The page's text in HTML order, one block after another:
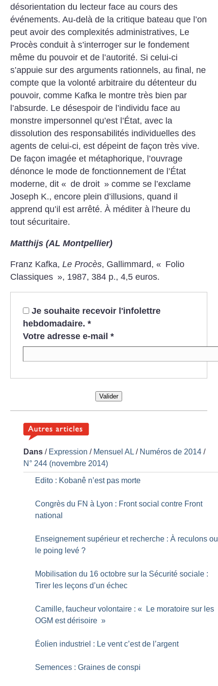
désorientation du lecteur face au cours des
événements. Au-delà de la critique bateau que l’on
peut avoir des complexités administratives, Le
Procès conduit à s’interroger sur le fondement
même du pouvoir et de l’autorité. Si celui-ci
s’appuie sur des arguments rationnels, au final, ne
compte que la volonté arbitraire du détenteur du
pouvoir, comme Kafka le montre très bien par
l’absurde. Le désespoir de l’individu face au
monstre impersonnel qu’est l’État, avec la
dissolution des responsabilités individuelles des
agents de celui-ci, est dépeint de façon très vive.
De façon imagée et métaphorique, l’ouvrage
dénonce le mode de fonctionnement de l’État
moderne, dit « de droit » comme se l’exclame
Joseph K., encore plein d’illusions, quand il
apprend qu’il est arrêté. À méditer à l’heure du
tout sécuritaire.
Matthijs (AL Montpellier)
Franz Kafka,Le Procès, Gallimmard, « Folio
Classiques », 1987, 384 p., 4,5 euros.
Je souhaite recevoir l'infolettre
hebdomadaire. *
Votre adresse e-mail *
Valider
Dans / Expression / Mensuel AL / Numéros de 2014 /
N° 244 (novembre 2014)
Edito : Kobanê n’est pas morte
Congrès du FN à Lyon : Front social contre Front
national
Enseignement supérieur et recherche : À reculons ou
le poing levé ?
Mobilisation du 16 octobre sur la Sécurité sociale :
Tirer les leçons d’un échec
Camille, faucheur volontaire : «
Le moratoire sur les
OGM est dérisoire »
Éolien industriel : Le vent c’est de l’argent
Semences : Graines de conspi